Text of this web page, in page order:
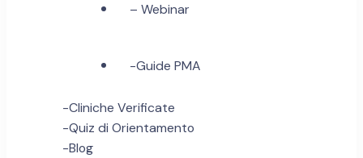
– Webinar
-Guide PMA
-Cliniche Verificate
-Quiz di Orientamento
-Blog